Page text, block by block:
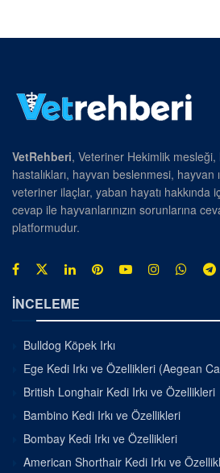
VetRehberi, Veteriner Hekimlik mesleği,
hastalıkları, hayvan beslenmesi, hayvan
veteriner ilaçlar, yaban hayatı hakkında
cevap ile hayvanlarınızın sorunlarına
platformudur.
İNCELEME
Bulldog Köpek Irkı
Ege Kedi Irkı ve Özellikleri (Aegean
British Longhair Kedi Irkı ve Özellikleri
Bambino Kedi Irkı ve Özellikleri
Bombay Kedi Irkı ve Özellikleri
American Shorthair Kedi Irkı ve